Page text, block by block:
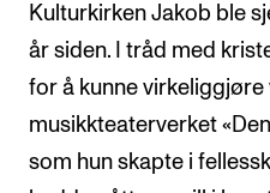
Kulturkirken Jakob ble
år siden. I tråd med
for å kunne virkeliggjøre
musikkteaterverket
som hun skapte i